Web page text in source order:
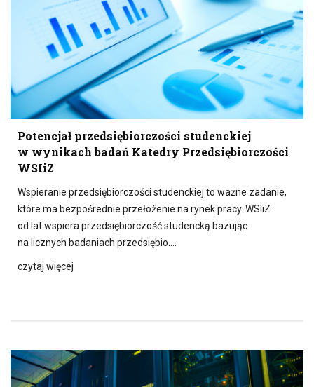
Potencjał przedsiębiorczości studenckiej
w wynikach badań Katedry Przedsiębiorczości
WSIiZ
Wspieranie przedsiębiorczości studenckiej to ważne zadanie,
które ma bezpośrednie przełożenie na rynek pracy. WSIiZ
od lat wspiera przedsiębiorczość studencką bazując
na licznych badaniach przedsiębio….
czytaj więcej